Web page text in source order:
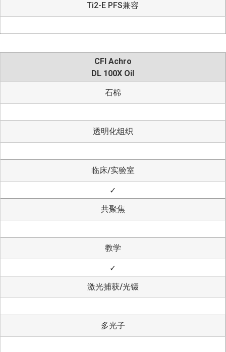
Ti2-E PFS兼容
CFI Achro
DL 100X Oil
石棉
透明化组织
临床/实验室
✓
共聚焦
教学
✓
激光捕获/光镊
多光子